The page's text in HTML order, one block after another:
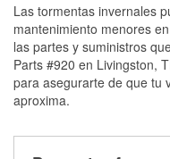
Las tormentas invernales
mantenimiento menores
las partes y suministros
Parts #920 en Livingston,
para asegurarte de que tu
aproxima.